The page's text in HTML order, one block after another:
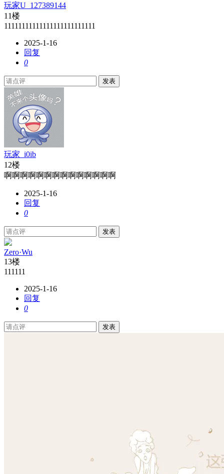
玩家U_127389144
11楼
11111111111111111111111111
2025-1-16
回复
0
发表
玩家_i0ib
12楼
啊啊啊啊啊啊啊啊啊啊啊啊啊啊
2025-1-16
回复
0
发表
Zero·Wu
13楼
111111
2025-1-16
回复
0
发表